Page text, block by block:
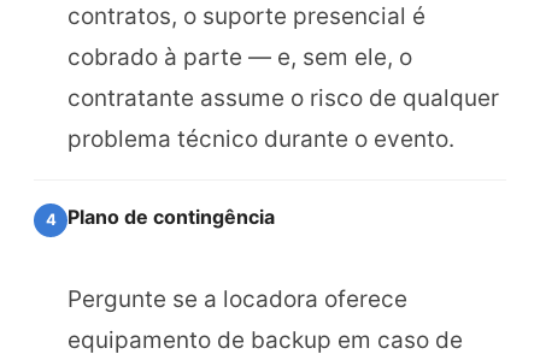
contratos, o suporte presencial é
cobrado à parte — e, sem ele, o
contratante assume o risco de qualquer
problema técnico durante o evento.
4 Plano de contingência
Pergunte se a locadora oferece
equipamento de backup em caso de